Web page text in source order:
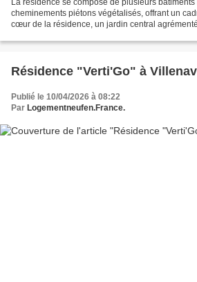
cheminements piétons végétalisés, offrant un
cœur de la résidence, un jardin central
Résidence "Verti'Go" à
Publié le 10/04/2026 à 08:22
Par Logementneufen.France.